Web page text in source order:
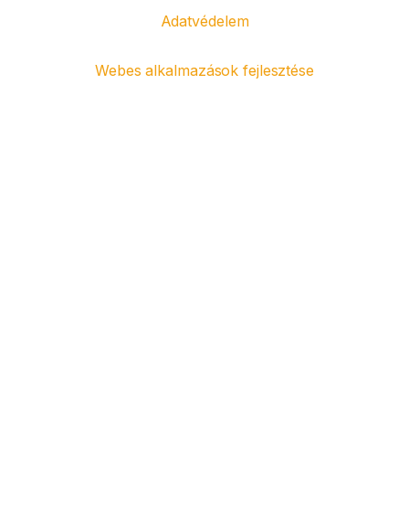
Adatvédelem
Webes alkalmazások fejlesztése